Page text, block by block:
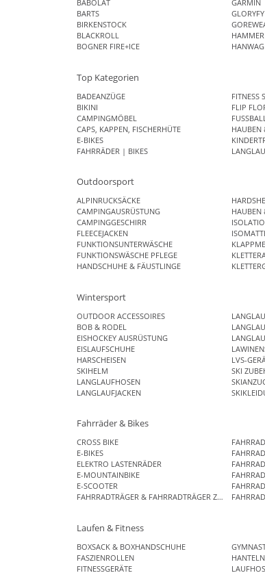
BABOLAT
BARTS
BIRKENSTOCK
BLACKROLL
BOGNER FIRE+ICE
GARMIN
GLORYFY
HAMMER
HANWAG
Top Kategorien
BADEANZÜGE
BIKINI
CAMPINGMÖBEL
CAPS, KAPPEN, FISCHERHÜTE
E-BIKES
FAHRRÄDER | BIKES
FITNESS
FLIP
HAUBEN
Outdoorsport
ALPINRUCKSÄCKE
CAMPINGAUSRÜSTUNG
CAMPINGGESCHIRR
FLEECEJACKEN
FUNKTIONSUNTERWÄSCHE
FUNKTIONSWÄSCHE PFLEGE
HANDSCHUHE & FÄUSTLINGE
HAUBEN
Wintersport
OUTDOOR ACCESSOIRES
BOB & RODEL
EISHOCKEY AUSRÜSTUNG
EISLAUFSCHUHE
HARSCHEISEN
SKIHELM
LANGLAUFHOSEN
LANGLAUFJACKEN
LVS-
SKI
Fahrräder & Bikes
CROSS BIKE
E-BIKES
ELEKTRO LASTENRÄDER
E-MOUNTAINBIKE
E-SCOOTER
FAHRRADTRÄGER & FAHRRADTRÄGER ZUBEHÖR
Laufen & Fitness
BOXSACK & BOXHANDSCHUHE
FASZIENROLLEN
FITNESSGERÄTE